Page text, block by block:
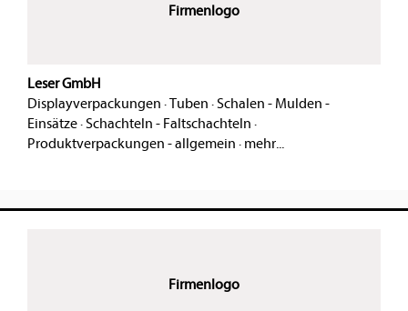
Firmenlogo
Leser GmbH
Displayverpackungen ·Tuben ·Schalen - Mulden -
Einsätze·Schachteln - Faltschachteln ·
Produktverpackungen - allgemein · mehr...
Firmenlogo